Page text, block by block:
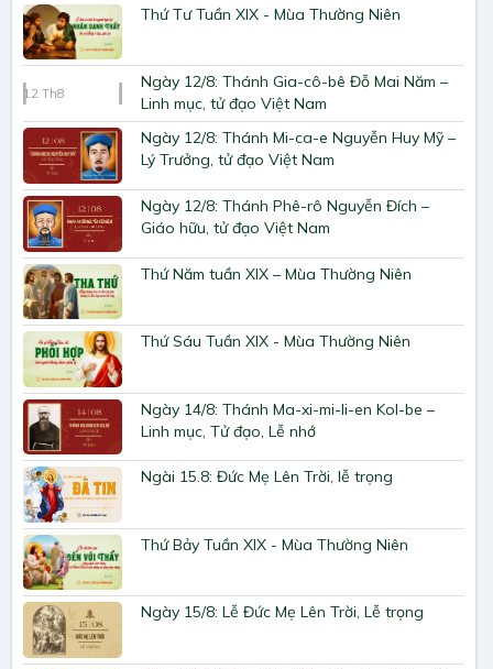
Thứ Tư Tuần XIX - Mùa Thường Niên
12 Th8
Ngày 12/8: Thánh Gia-cô-bê Đỗ Mai Năm –
Linh mục, tử đạo Việt Nam
Ngày 12/8: Thánh Mi-ca-e Nguyễn Huy Mỹ –
Lý Trưởng, tử đạo Việt Nam
Ngày 12/8: Thánh Phê-rô Nguyễn Đích –
Giáo hữu, tử đạo Việt Nam
Thứ Năm tuần XIX – Mùa Thường Niên
Thứ Sáu Tuần XIX - Mùa Thường Niên
Ngày 14/8: Thánh Ma-xi-mi-li-en Kol-be –
Linh mục, Tử đạo, Lễ nhớ
Ngài 15.8: Đức Mẹ Lên Trời, lễ trọng
Thứ Bảy Tuần XIX - Mùa Thường Niên
Ngày 15/8: Lễ Đức Mẹ Lên Trời, Lễ trọng